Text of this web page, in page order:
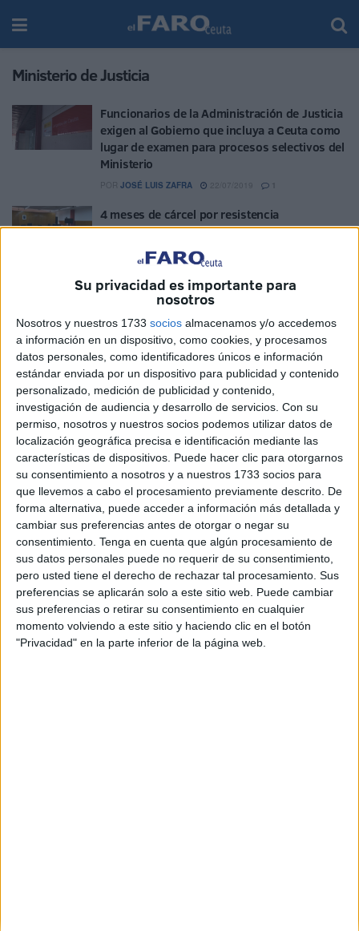
Su privacidad es importante para
nosotros
Nosotros y nuestros 1733 socios almacenamos y/o accedemos
a información en un dispositivo, como cookies, y procesamos
datos personales, como identificadores únicos e información
estándar enviada por un dispositivo para publicidad y contenido
personalizado, medición de publicidad y contenido,
investigación de audiencia y desarrollo de servicios. Con su
permiso, nosotros y nuestros socios podemos utilizar datos de
localización geográfica precisa e identificación mediante las
características de dispositivos. Puede hacer clic para otorgarnos
su consentimiento a nosotros y a nuestros 1733 socios para
que llevemos a cabo el procesamiento previamente descrito. De
forma alternativa, puede acceder a información más detallada y
cambiar sus preferencias antes de otorgar o negar su
consentimiento. Tenga en cuenta que algún procesamiento de
sus datos personales puede no requerir de su consentimiento,
pero usted tiene el derecho de rechazar tal procesamiento. Sus
preferencias se aplicarán solo a este sitio web. Puede cambiar
sus preferencias o retirar su consentimiento en cualquier
momento volviendo a este sitio y haciendo clic en el botón
"Privacidad" en la parte inferior de la página web.
Ministerio de Justicia
Funcionarios de la Administración de Justicia
exigen al Gobierno que incluya a Ceuta como
lugar de examen para procesos selectivos del
Ministerio
JOSÉ LUIS ZAFRA 22/07/2019 1
4 meses de cárcel por resistencia
Justicia excluye a Ceuta como lugar de
examen para los aspirantes a la OEP
CCOO-Justicia carga contra el abandono de
las sedes judiciales
POR C.E. 12/06/2019 0
Las deficiencias en la sala de autopsias de
Ceuta, sin atender
POR CARMEN ECHARRI 31/03/2019 5
Casi 500 extranjeros han logrado desde 2008
la nacionalidad por la vía más rápida en Ceuta
POR E.F. 31/03/2019 10
El ministerio de Justicia confirma un
ciberataque al servicio Lexnet
POR A. RAMOS CARAVACA 13/03/2019 0
Los abogados de Ceuta, sin cobrar el turno de
oficio desde noviembre
POR C.E. 23/02/2019 2